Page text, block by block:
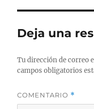
Deja una
Tu dirección de correo
campos obligatorios
COMENTARIO *